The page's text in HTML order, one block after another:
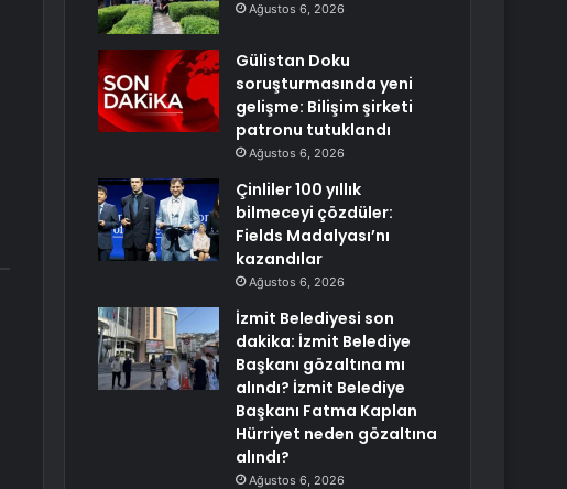
Ağustos 6, 2026
Gülistan Doku
soruşturmasında yeni
gelişme: Bilişim şirketi
patronu tutuklandı
Ağustos 6, 2026
Çinliler 100 yıllık
bilmeceyi çözdüler:
Fields Madalyası’nı
kazandılar
Ağustos 6, 2026
İzmit Belediyesi son
dakika: İzmit Belediye
Başkanı gözaltına mı
alındı? İzmit Belediye
Başkanı Fatma Kaplan
Hürriyet neden gözaltına
alındı?
Ağustos 6, 2026